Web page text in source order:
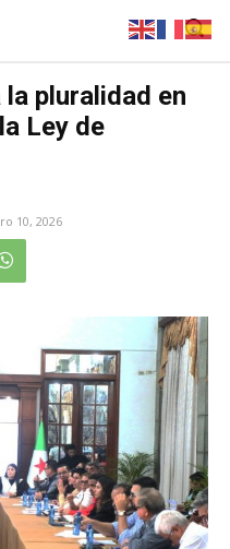
pluralidad en
Ley de
10, 2026